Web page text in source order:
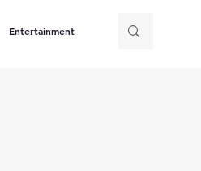
Entertainment